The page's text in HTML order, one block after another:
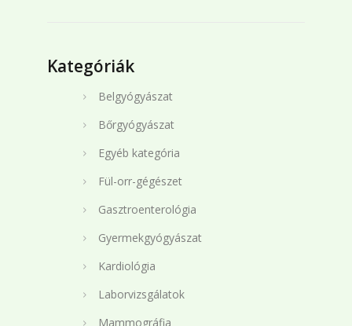
Kategóriák
Belgyógyászat
Bőrgyógyászat
Egyéb kategória
Fül-orr-gégészet
Gasztroenterológia
Gyermekgyógyászat
Kardiológia
Laborvizsgálatok
Mammográfia